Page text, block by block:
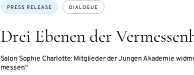
Drei Ebenen der
Salon Sophie Charlotte: Mitglieder der Jungen Akademie
messen“
Topics:
PRESS RELEASE DIALOGUE